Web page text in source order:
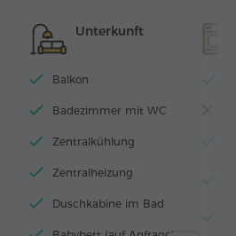
Unterkunft
Balkon
Badezimmer mit WC
Zentralkühlung
Zentralheizung
Duschkabine im Bad